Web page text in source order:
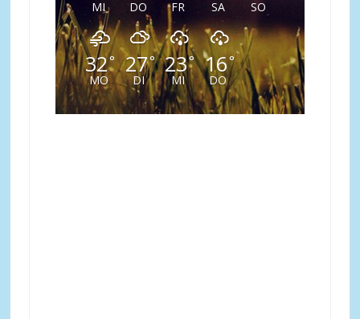
MI DO FR SA SO
32°
MO
27°
DI
23°
MI
16°
DO